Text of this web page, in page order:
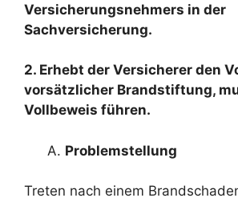
Versicherungsnehmers in der
Sachversicherung.
2. Erhebt der Versicherer den
vorsätzlicher Brandstiftung,
Vollbeweis führen.
Problemstellung
Treten nach einem